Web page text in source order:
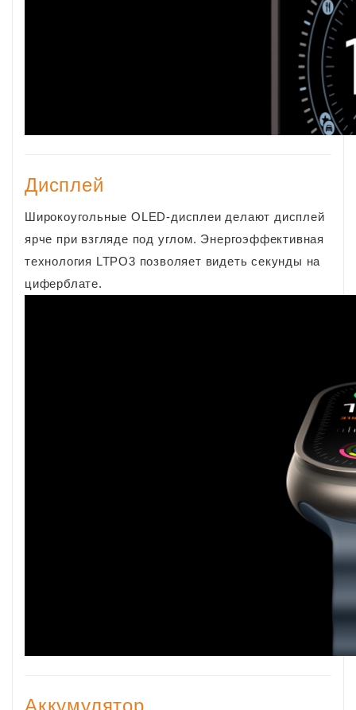
Дисплей
Широкоугольные OLED-дисплеи делают дисплей
ярче при взгляде под углом. Энергоэффективная
технология LTPO3 позволяет видеть секунды на
циферблате.